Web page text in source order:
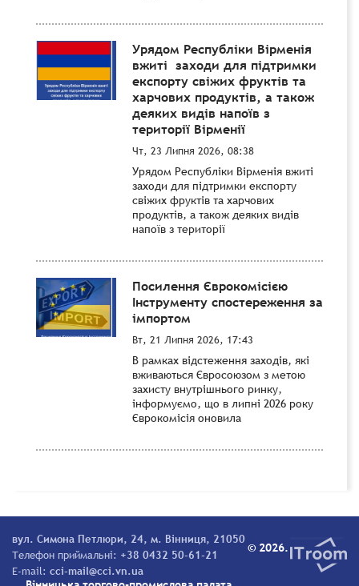
Урядом Республіки Вірменія
вжиті заходи для підтримки
експорту свіжих фруктів та
харчових продуктів, а також
деяких видів напоїв з
території Вірменії
Чт, 23 Липня 2026, 08:38
Урядом Республіки Вірменія вжиті
заходи для підтримки експорту
свіжих фруктів та харчових
продуктів, а також деяких видів
напоїв з території
Посилення Єврокомісією
Інструменту спостереження за
імпортом
Вт, 21 Липня 2026, 17:43
В рамках відстеження заходів, які
вживаються Євросоюзом з метою
захисту внутрішнього ринку,
інформуємо, що в липні 2026 року
Єврокомісія оновила
вул. Симона Петлюри, 24, м. Вінниця, 21050
Телефон приймальні: +38 0432 50-61-21
E-mail: cci-mail@cci.vn.ua
© 2026.